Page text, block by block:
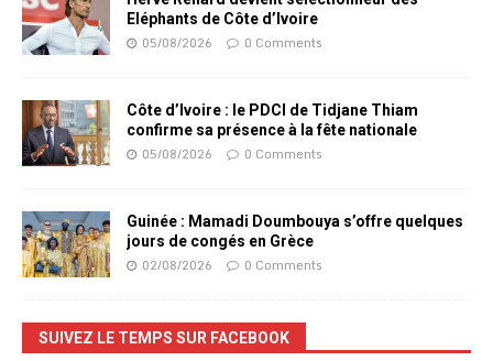
Eléphants de Côte d’Ivoire
05/08/2026 0 Comments
Côte d’Ivoire : le PDCI de Tidjane Thiam
confirme sa présence à la fête nationale
05/08/2026 0 Comments
Guinée : Mamadi Doumbouya s’offre quelques
jours de congés en Grèce
02/08/2026 0 Comments
SUIVEZ LE TEMPS SUR FACEBOOK